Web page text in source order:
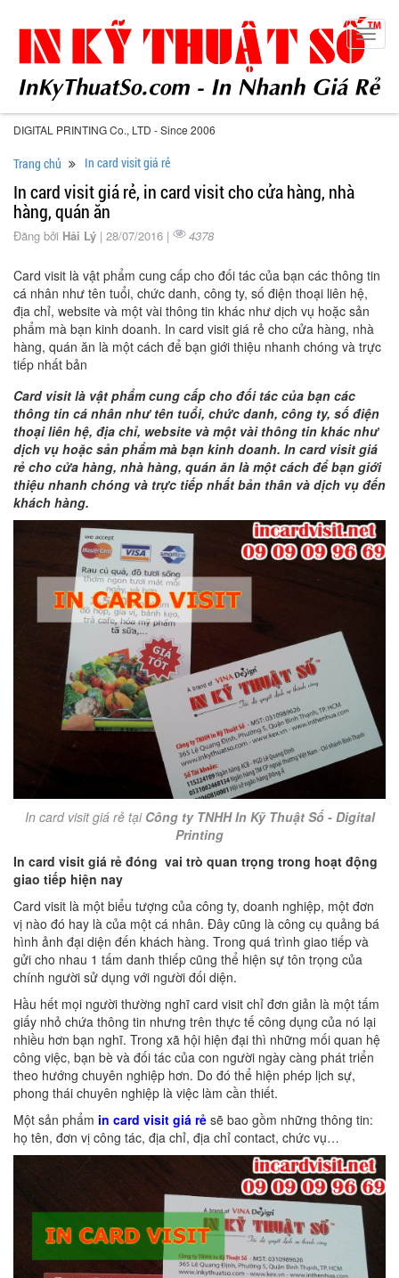
DIGITAL PRINTING Co., LTD - Since 2006
Trang chủ In card visit giá rẻ
In card visit giá rẻ, in card visit cho cửa hàng, nhà
hàng, quán ăn
Đăng bởi Hải Lý | 28/07/2016 | 4378
Card visit là vật phẩm cung cấp cho đối tác của bạn các thông tin
cá nhân như tên tuổi, chức danh, công ty, số điện thoại liên hệ,
địa chỉ, website và một vài thông tin khác như dịch vụ hoặc sản
phẩm mà bạn kinh doanh. In card visit giá rẻ cho cửa hàng, nhà
hàng, quán ăn là một cách để bạn giới thiệu nhanh chóng và trực
tiếp nhất bản
Card visit là vật phẩm cung cấp cho đối tác của bạn các
thông tin cá nhân như tên tuổi, chức danh, công ty, số điện
thoại liên hệ, địa chỉ, website và một vài thông tin khác như
dịch vụ hoặc sản phẩm mà bạn kinh doanh. In card visit giá
rẻ cho cửa hàng, nhà hàng, quán ăn là một cách để bạn giới
thiệu nhanh chóng và trực tiếp nhất bản thân và dịch vụ đến
khách hàng.
In card visit giá rẻ tạiCông ty TNHH In Kỹ Thuật Số - Digital
Printing
In card visit giá rẻ đóng vai trò quan trọng trong hoạt động
giao tiếp hiện nay
Card visit là một biểu tượng của công ty, doanh nghiệp, một đơn
vị nào đó hay là của một cá nhân. Đây cũng là công cụ quảng bá
hình ảnh đại diện đến khách hàng. Trong quá trình giao tiếp và
gửi cho nhau 1 tấm danh thiếp cũng thể hiện sự tôn trọng của
chính người sử dụng với người đối diện.
Hầu hết mọi người thường nghĩ card visit chỉ đơn giản là một tấm
giấy nhỏ chứa thông tin nhưng trên thực tế công dụng của nó lại
nhiều hơn bạn nghĩ. Trong xã hội hiện đại thì những mối quan hệ
công việc, bạn bè và đối tác của con người ngày càng phát triển
theo hướng chuyên nghiệp hơn. Do đó thể hiện phép lịch sự,
phong thái chuyên nghiệp là việc làm cần thiết.
Một sản phẩm in card visit giá rẻ sẽ bao gồm những thông tin:
họ tên, đơn vị công tác, địa chỉ, địa chỉ contact, chức vụ…